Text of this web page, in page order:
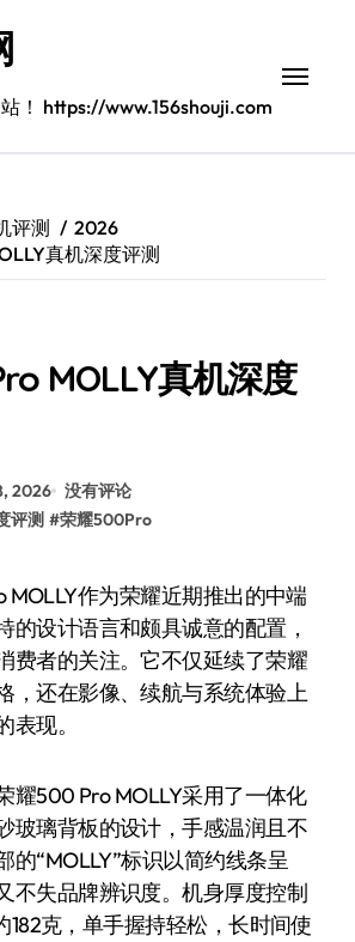
！ https://www.156shouji.com
评测
2026
真机深度评测
MOLLY真机深度
2026 没有评论
评测 #荣耀500Pro
的设计语言和颇具诚意的配置，
费者的关注。它不仅延续了荣耀
，还在影像、续航与系统体验上
现。
500 Pro MOLLY采用了一体化
玻璃背板的设计，手感温润且不
的“MOLLY”标识以简约线条呈
不失品牌辨识度。机身厚度控制
182克，单手握持轻松，长时间使